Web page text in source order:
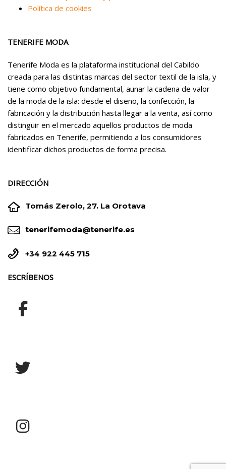
Política de cookies
TENERIFE MODA
Tenerife Moda es la plataforma institucional del Cabildo
creada para las distintas marcas del sector textil de la isla, y
tiene como objetivo fundamental, aunar la cadena de valor
de la moda de la isla: desde el diseño, la confección, la
fabricación y la distribución hasta llegar a la venta, así como
distinguir en el mercado aquellos productos de moda
fabricados en Tenerife, permitiendo a los consumidores
identificar dichos productos de forma precisa.
DIRECCIÓN

 Tomás Zerolo, 27. La Orotava

 tenerifemoda@tenerife.es

 +34 922 445 715
ESCRÍBENOS